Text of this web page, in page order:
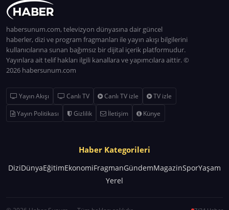
habersunum.com, televizyon dünyasına dair güncel
haberler, dizi ve program fragmanları ile yayın akışı bilgilerini
kullanıcılarına sunan bağımsız bir dijital içerik platformudur.
Yayınlara ait telif hakları ilgili kanallara ve yapımcılara aittir. ©
2026 habersunum.com
Yayın Akışı Canlı TV Canlı TV izle
TV izle
Yayın Politikası
Gizlilik İletişim Künye
Haber Kategorileri
DiziDünyaEğitimEkonomiFragmanGündemMagazinSporYaşam
Yerel